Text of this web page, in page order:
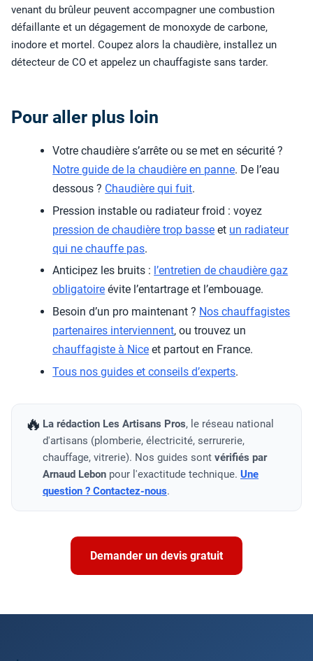
venant du brûleur peuvent accompagner une combustion
défaillante et un dégagement de monoxyde de carbone,
inodore et mortel. Coupez alors la chaudière, installez un
détecteur de CO et appelez un chauffagiste sans tarder.
Pour aller plus loin
Votre chaudière s’arrête ou se met en sécurité ?
Notre guide de la chaudière en panne. De l’eau
dessous ? Chaudière qui fuit.
Pression instable ou radiateur froid : voyez
pression de chaudière trop basse et un radiateur
qui ne chauffe pas.
Anticipez les bruits : l’entretien de chaudière gaz
obligatoire évite l’entartrage et l’embouage.
Besoin d’un pro maintenant ? Nos chauffagistes
partenaires interviennent, ou trouvez un
chauffagiste à Nice et partout en France.
Tous nos guides et conseils d’experts.
🔥 La rédaction Les Artisans Pros, le réseau national
d'artisans (plomberie, électricité, serrurerie,
chauffage, vitrerie). Nos guides sont vérifiés par
Arnaud Lebon pour l'exactitude technique. Une
question ? Contactez-nous.
Demander un devis gratuit